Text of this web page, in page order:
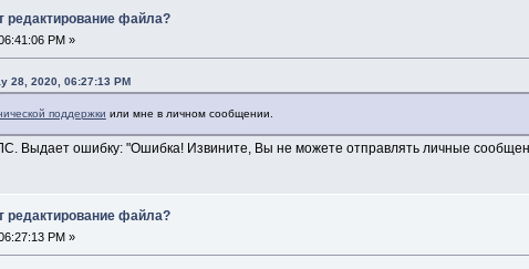
редактирование файла?
PM »
28, 2020, 06:27:13 PM
поддержки или мне в личном сообщении.
Выдает ошибку: "Ошибка! Извините, Вы не можете отправлять личные
редактирование файла?
PM »